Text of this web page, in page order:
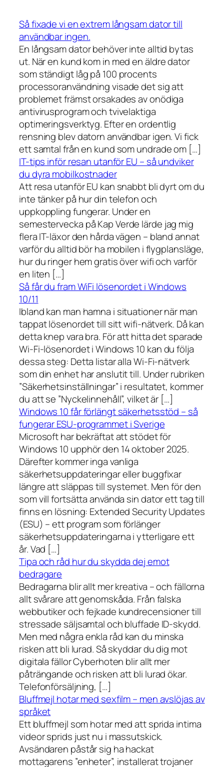
Så fixade vi en extrem långsam dator till
användbar ingen.
En långsam dator behöver inte alltid bytas
ut. När en kund kom in med en äldre dator
som ständigt låg på 100 procents
processoranvändning visade det sig att
problemet främst orsakades av onödiga
antivirusprogram och tvivelaktiga
optimeringsverktyg. Efter en ordentlig
rensning blev datorn användbar igen. Vi fick
ett samtal från en kund som undrade om […]
IT-tips inför resan utanför EU – så undviker
du dyra mobilkostnader
Att resa utanför EU kan snabbt bli dyrt om du
inte tänker på hur din telefon och
uppkoppling fungerar. Under en
semestervecka på Kap Verde lärde jag mig
flera IT-läxor den hårda vägen – bland annat
varför du alltid bör ha mobilen i flygplansläge,
hur du ringer hem gratis över wifi och varför
en liten […]
Så får du fram WiFi lösenordet i Windows
10/11
Ibland kan man hamna i situationer när man
tappat lösenordet till sitt wifi-nätverk. Då kan
detta knep vara bra. För att hitta det sparade
Wi-Fi-lösenordet i Windows 10 kan du följa
dessa steg: Detta listar alla Wi-Fi-nätverk
som din enhet har anslutit till. Under rubriken
”Säkerhetsinställningar” i resultatet, kommer
du att se ”Nyckelinnehåll”, vilket är […]
Windows 10 får förlängt säkerhetsstöd – så
fungerar ESU-programmet i Sverige
Microsoft har bekräftat att stödet för
Windows 10 upphör den 14 oktober 2025.
Därefter kommer inga vanliga
säkerhetsuppdateringar eller buggfixar
längre att släppas till systemet. Men för den
som vill fortsätta använda sin dator ett tag till
finns en lösning: Extended Security Updates
(ESU) – ett program som förlänger
säkerhetsuppdateringarna i ytterligare ett
år. Vad […]
Tipa och råd hur du skydda dej emot
bedragare
Bedragarna blir allt mer kreativa – och fällorna
allt svårare att genomskåda. Från falska
webbutiker och fejkade kundrecensioner till
stressade säljsamtal och bluffade ID-skydd.
Men med några enkla råd kan du minska
risken att bli lurad. Så skyddar du dig mot
digitala fällor Cyberhoten blir allt mer
påträngande och risken att bli lurad ökar.
Telefonförsäljning, […]
Bluffmejl hotar med sexfilm – men avslöjas av
språket
Ett bluffmejl som hotar med att sprida intima
videor sprids just nu i massutskick.
Avsändaren påstår sig ha hackat
mottagarens ”enheter”, installerat trojaner